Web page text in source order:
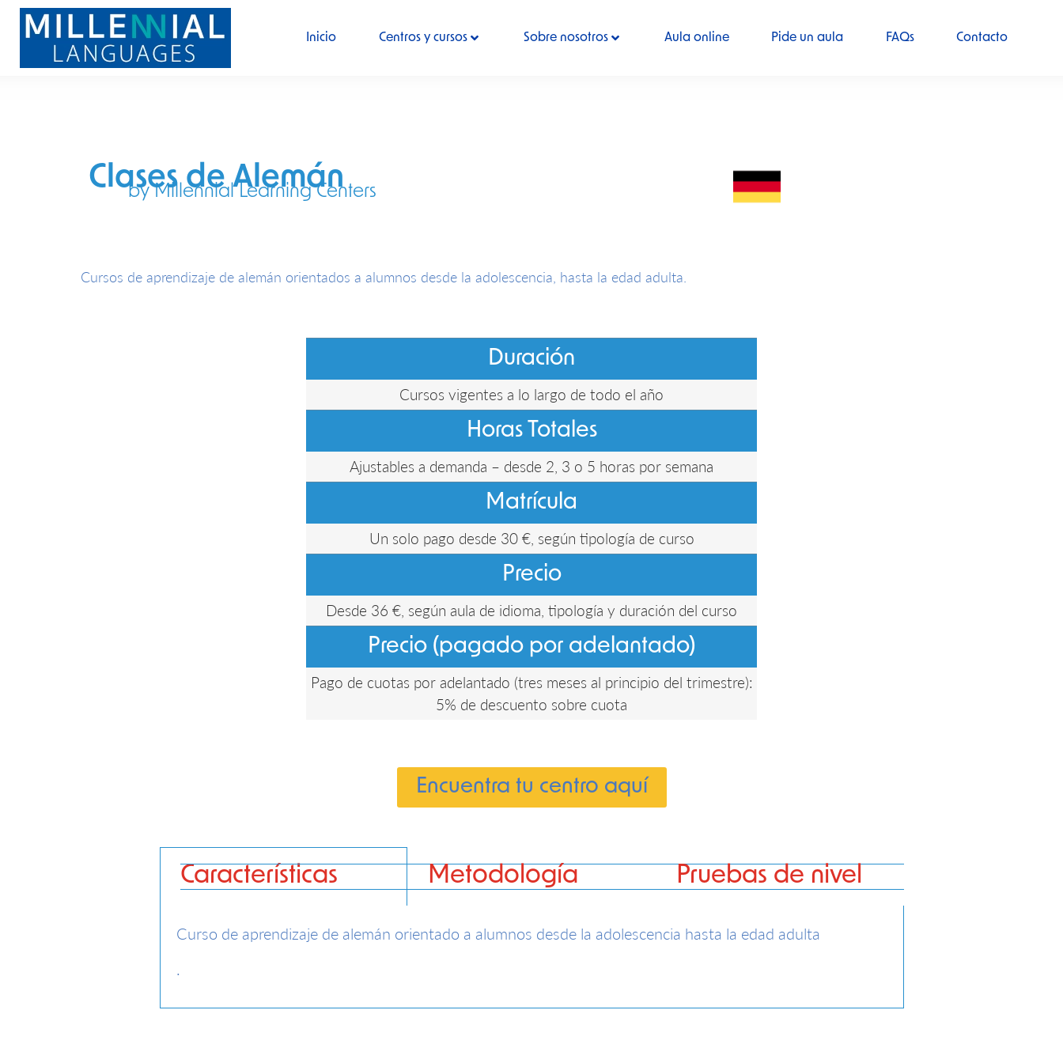
Inicio Centros y cursos Sobre nosotros Aula online Pide un aula FAQs Contacto
Clases de Alemán
by Millennial Learning Centers
Cursos de aprendizaje de alemán orientados a alumnos desde la adolescencia, hasta la edad adulta.
Duración
Cursos vigentes a lo largo de todo el año
Horas Totales
Ajustables a demanda – desde 2, 3 o 5 horas por semana
Matrícula
Un solo pago desde 30 €, según tipología de curso
Precio
Desde 36 €, según aula de idioma, tipología y duración del curso
Precio (pagado por adelantado)
Pago de cuotas por adelantado (tres meses al principio del trimestre):
5% de descuento sobre cuota
Encuentra tu centro aquí
Características Metodología Pruebas de nivel
Curso de aprendizaje de alemán orientado a alumnos desde la adolescencia hasta la edad adulta
.